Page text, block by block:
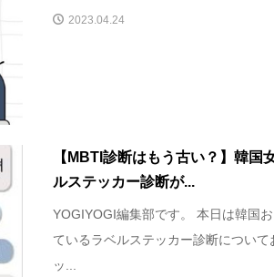
2023.04.24
【MBTI診断はもう古い？】韓国
ルステッカー診断が...
YOGIYOGI編集部です。 本日は韓国
ているラベルステッカー診断につい
ッ...